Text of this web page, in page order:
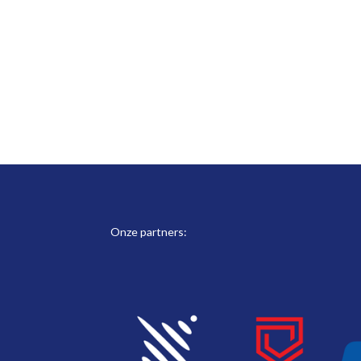
Onze partners: